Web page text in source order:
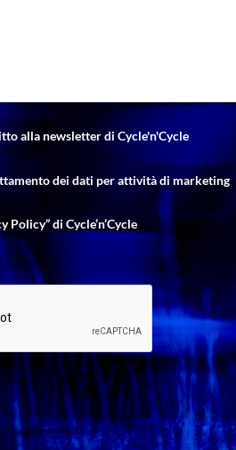
alla newsletter di Cycle'n'Cycle
dei dati per attività di marketing
di Cycle’n’Cycle